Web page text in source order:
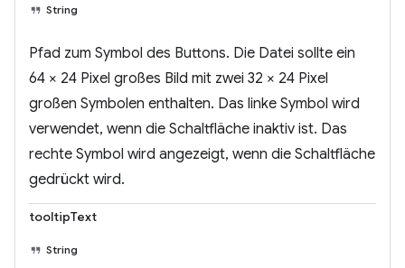
String
Pfad zum Symbol des Buttons. Die Datei sollte ein
64 × 24 Pixel großes Bild mit zwei 32 × 24 Pixel
großen Symbolen enthalten. Das linke Symbol wird
verwendet, wenn die Schaltfläche inaktiv ist. Das
rechte Symbol wird angezeigt, wenn die Schaltfläche
gedrückt wird.
tooltipText
String